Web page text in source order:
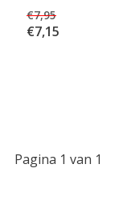
€7,95
€7,15
Pagina 1 van 1